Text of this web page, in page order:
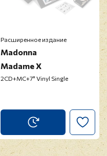
Расширенное издание
Madonna
Madame X
2CD+MC+7" Vinyl Single